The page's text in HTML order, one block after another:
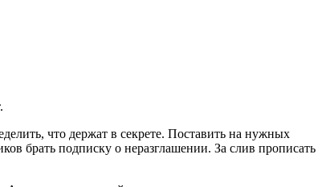
что держат в секрете. Поставить на нужных
брать подписку о неразглашении. За слив прописать